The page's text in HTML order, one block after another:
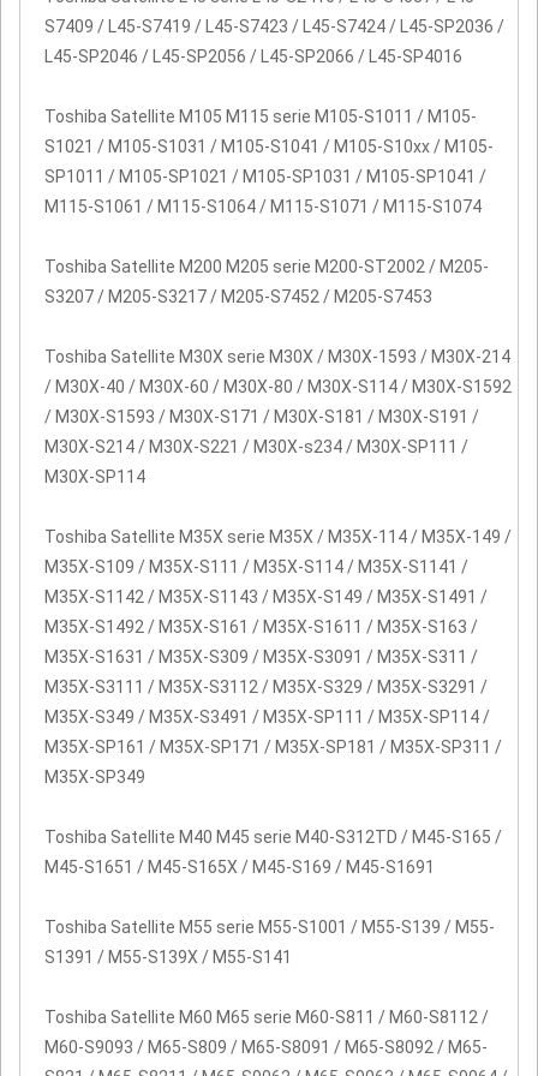
S7409 / L45-S7419 / L45-S7423 / L45-S7424 / L45-SP2036 /
L45-SP2046 / L45-SP2056 / L45-SP2066 / L45-SP4016
Toshiba Satellite M105 M115 serie M105-S1011 / M105-
S1021 / M105-S1031 / M105-S1041 / M105-S10xx / M105-
SP1011 / M105-SP1021 / M105-SP1031 / M105-SP1041 /
M115-S1061 / M115-S1064 / M115-S1071 / M115-S1074
Toshiba Satellite M200 M205 serie M200-ST2002 / M205-
S3207 / M205-S3217 / M205-S7452 / M205-S7453
Toshiba Satellite M30X serie M30X / M30X-1593 / M30X-214
/ M30X-40 / M30X-60 / M30X-80 / M30X-S114 / M30X-S1592
/ M30X-S1593 / M30X-S171 / M30X-S181 / M30X-S191 /
M30X-S214 / M30X-S221 / M30X-s234 / M30X-SP111 /
M30X-SP114
Toshiba Satellite M35X serie M35X / M35X-114 / M35X-149 /
M35X-S109 / M35X-S111 / M35X-S114 / M35X-S1141 /
M35X-S1142 / M35X-S1143 / M35X-S149 / M35X-S1491 /
M35X-S1492 / M35X-S161 / M35X-S1611 / M35X-S163 /
M35X-S1631 / M35X-S309 / M35X-S3091 / M35X-S311 /
M35X-S3111 / M35X-S3112 / M35X-S329 / M35X-S3291 /
M35X-S349 / M35X-S3491 / M35X-SP111 / M35X-SP114 /
M35X-SP161 / M35X-SP171 / M35X-SP181 / M35X-SP311 /
M35X-SP349
Toshiba Satellite M40 M45 serie M40-S312TD / M45-S165 /
M45-S1651 / M45-S165X / M45-S169 / M45-S1691
Toshiba Satellite M55 serie M55-S1001 / M55-S139 / M55-
S1391 / M55-S139X / M55-S141
Toshiba Satellite M60 M65 serie M60-S811 / M60-S8112 /
M60-S9093 / M65-S809 / M65-S8091 / M65-S8092 / M65-